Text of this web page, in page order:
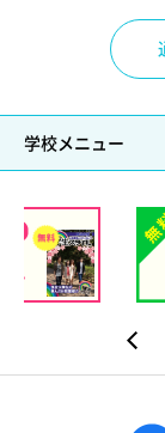
学校メニュー